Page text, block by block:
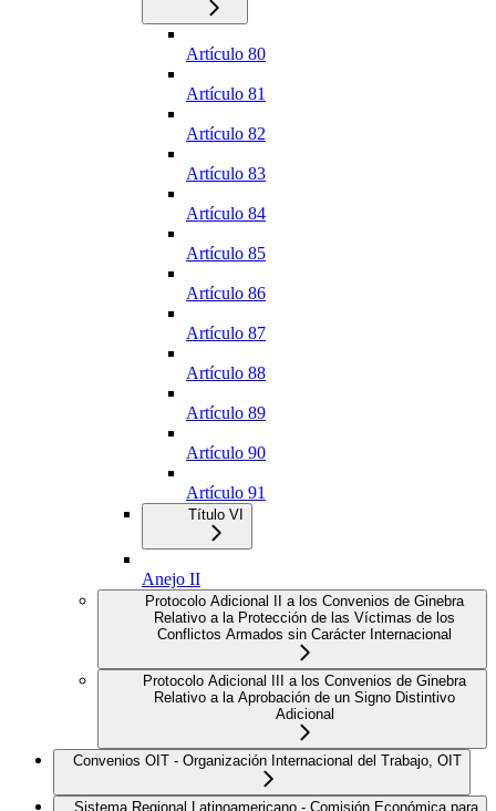
Artículo 80
Artículo 81
Artículo 82
Artículo 83
Artículo 84
Artículo 85
Artículo 86
Artículo 87
Artículo 88
Artículo 89
Artículo 90
Artículo 91
Título VI
Anejo II
Protocolo Adicional II a los Convenios de Ginebra
Relativo a la Protección de las Víctimas de los
Conflictos Armados sin Carácter Internacional
Protocolo Adicional III a los Convenios de Ginebra
Relativo a la Aprobación de un Signo Distintivo
Adicional
Convenios OIT - Organización Internacional del Trabajo, OIT
Sistema Regional Latinoamericano - Comisión Económica para